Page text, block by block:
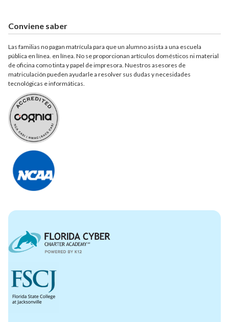
Conviene saber
Las familias no pagan matrícula para que un alumno asista a una escuela
pública en línea. en línea. No se proporcionan artículos domésticos ni material
de oficina como tinta y papel de impresora. Nuestros asesores de
matriculación pueden ayudarle a resolver sus dudas y necesidades
tecnológicas e informáticas.